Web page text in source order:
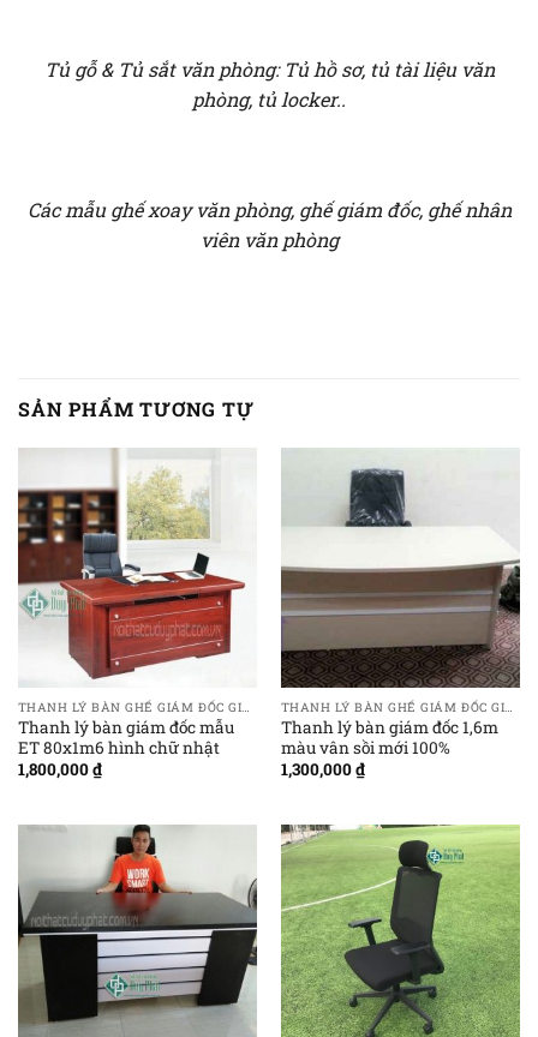
Tủ gỗ & Tủ sắt văn phòng: Tủ hồ sơ, tủ tài liệu văn
phòng, tủ locker..
Các mẫu ghế xoay văn phòng, ghế giám đốc, ghế nhân
viên văn phòng
SẢN PHẨM TƯƠNG TỰ
THANH LÝ BÀN GHẾ GIÁM ĐỐC GIÁ RẺ
Thanh lý bàn giám đốc mẫu
ET 80x1m6 hình chữ nhật
1,800,000₫
THANH LÝ BÀN GHẾ GIÁM ĐỐC GIÁ RẺ
Thanh lý bàn giám đốc 1,6m
màu vân sồi mới 100%
1,300,000₫